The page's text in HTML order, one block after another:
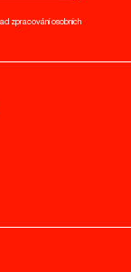
zpracování osobních